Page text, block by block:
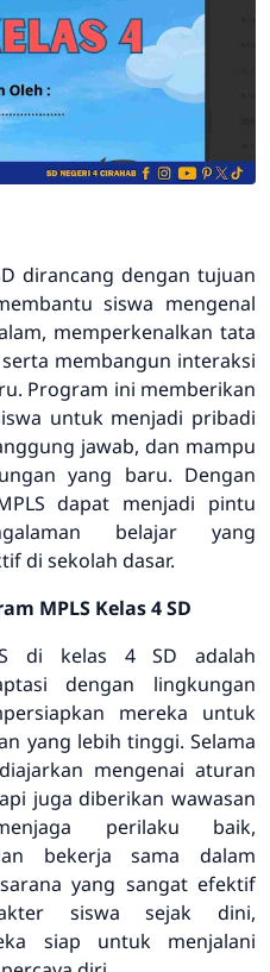
dirancang dengan tujuan
siswa mengenal
memperkenalkan tata
membangun interaksi
Program ini memberikan
untuk menjadi pribadi
jawab, dan mampu
yang baru. Dengan
dapat menjadi pintu
belajar yang
di sekolah dasar.
MPLS Kelas 4 SD
di kelas 4 SD adalah
dengan lingkungan
mereka untuk
yang lebih tinggi. Selama
mengenai aturan
juga diberikan wawasan
perilaku baik,
bekerja sama dalam
yang sangat efektif
siswa sejak dini,
siap untuk menjalani